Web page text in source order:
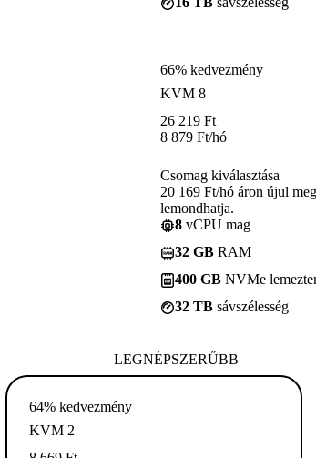
66% kedvezmény
KVM 8
26 219 Ft
8 879 Ft/hó
Csomag kiválasztása
20 169 Ft/hó áron újul
lemondhatja.
8 vCPU mag
32 GB RAM
400 GB NVMe
32 TB sávszélesség
LEGNÉPSZERŰBB
64% kedvezmény
KVM 2